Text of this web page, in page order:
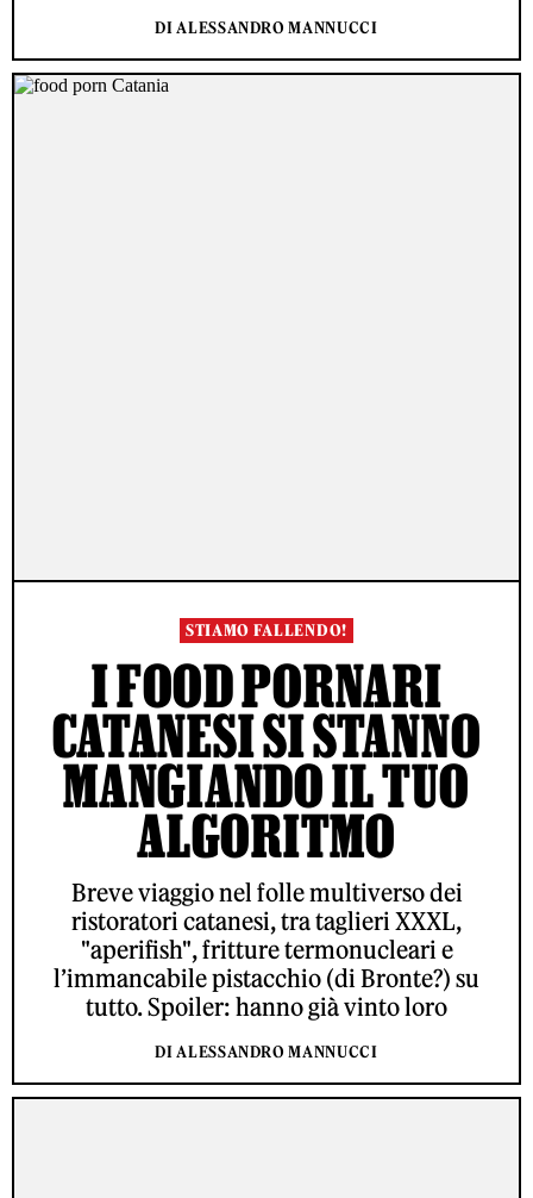
DI ALESSANDRO MANNUCCI
STIAMO FALLENDO!
I FOOD PORNARI
CATANESI SI STANNO
MANGIANDO IL TUO
ALGORITMO
Breve viaggio nel folle multiverso dei
ristoratori catanesi, tra taglieri XXXL,
"aperifish", fritture termonucleari e
l’immancabile pistacchio (di Bronte?) su
tutto. Spoiler: hanno già vinto loro
DI ALESSANDRO MANNUCCI